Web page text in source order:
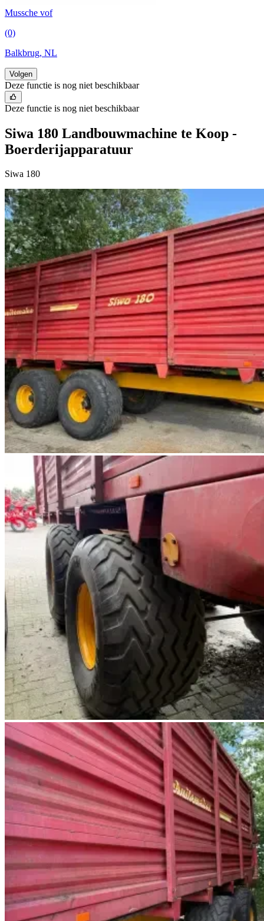
Mussche vof
(0)
Balkbrug, NL
Volgen
Deze functie is nog niet beschikbaar
Deze functie is nog niet beschikbaar
Siwa 180 Landbouwmachine te Koop -
Boerderijapparatuur
Siwa 180